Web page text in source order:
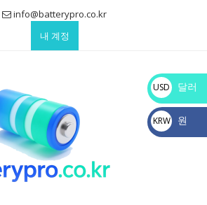
info@batterypro.co.kr
내 계정
USD
$
달러
KRW
₩
원